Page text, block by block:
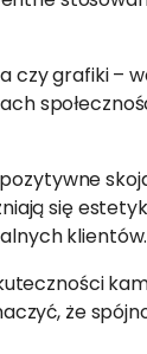
czy grafiki –
się
klientów.
że